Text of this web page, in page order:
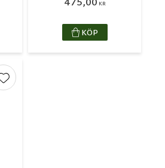
KR
KÖP
Lägg till i favoriter